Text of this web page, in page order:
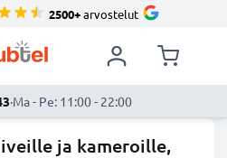
2500+arvostelut
·Ma - Pe: 11:00 - 22:00
ja kameroille,